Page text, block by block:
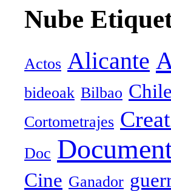
Nube
Actos Alicante
bideoak Bilbao Chile
Cortometrajes
Doc
Cine Ganador